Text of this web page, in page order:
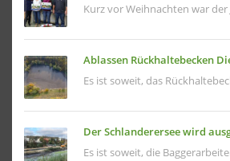
Kurz vor Weihnachten war der
Ablassen Rückhaltebecken
Es ist soweit, das
Der Schlanderersee wird
Es ist soweit, die